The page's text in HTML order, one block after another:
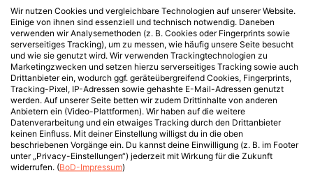
Wir nutzen Cookies und vergleichbare Technologien auf unserer Website.
Einige von ihnen sind essenziell und technisch notwendig. Daneben
verwenden wir Analysemethoden (z. B. Cookies oder Fingerprints sowie
serverseitiges Tracking), um zu messen, wie häufig unsere Seite besucht
und wie sie genutzt wird. Wir verwenden Trackingtechnologien zu
Marketingzwecken und setzen hierzu serverseitiges Tracking sowie auch
Drittanbieter ein, wodurch ggf. geräteübergreifend Cookies, Fingerprints,
Tracking-Pixel, IP-Adressen sowie gehashte E-Mail-Adressen genutzt
werden. Auf unserer Seite betten wir zudem Drittinhalte von anderen
Anbietern ein (Video-Plattformen). Wir haben auf die weitere
Datenverarbeitung und ein etwaiges Tracking durch den Drittanbieter
keinen Einfluss. Mit deiner Einstellung willigst du in die oben
beschriebenen Vorgänge ein. Du kannst deine Einwilligung (z. B. im Footer
unter „Privacy-Einstellungen“) jederzeit mit Wirkung für die Zukunft
widerrufen. (BoD-Impressum)